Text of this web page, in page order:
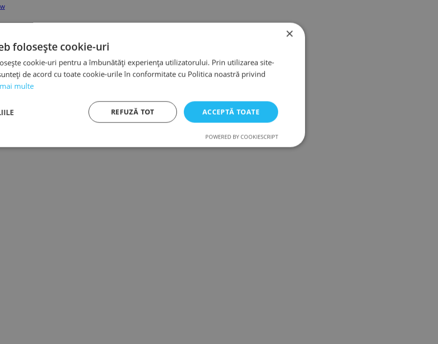
×
folosește cookie-uri
cookie-uri pentru a îmbunătăți experiența utilizatorului. Prin utilizarea site-
de acord cu toate cookie-urile în conformitate cu Politica noastră privind
multe
ACCEPTĂ TOATE
REFUZĂ TOT
POWERED BY COOKIESCRIPT